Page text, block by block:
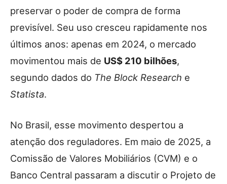
preservar o poder de compra de forma
previsível. Seu uso cresceu rapidamente nos
últimos anos: apenas em 2024, o mercado
movimentou mais de US$ 210 bilhões,
segundo dados do The Block Research e
Statista.
No Brasil, esse movimento despertou a
atenção dos reguladores. Em maio de 2025, a
Comissão de Valores Mobiliários (CVM) e o
Banco Central passaram a discutir o Projeto de